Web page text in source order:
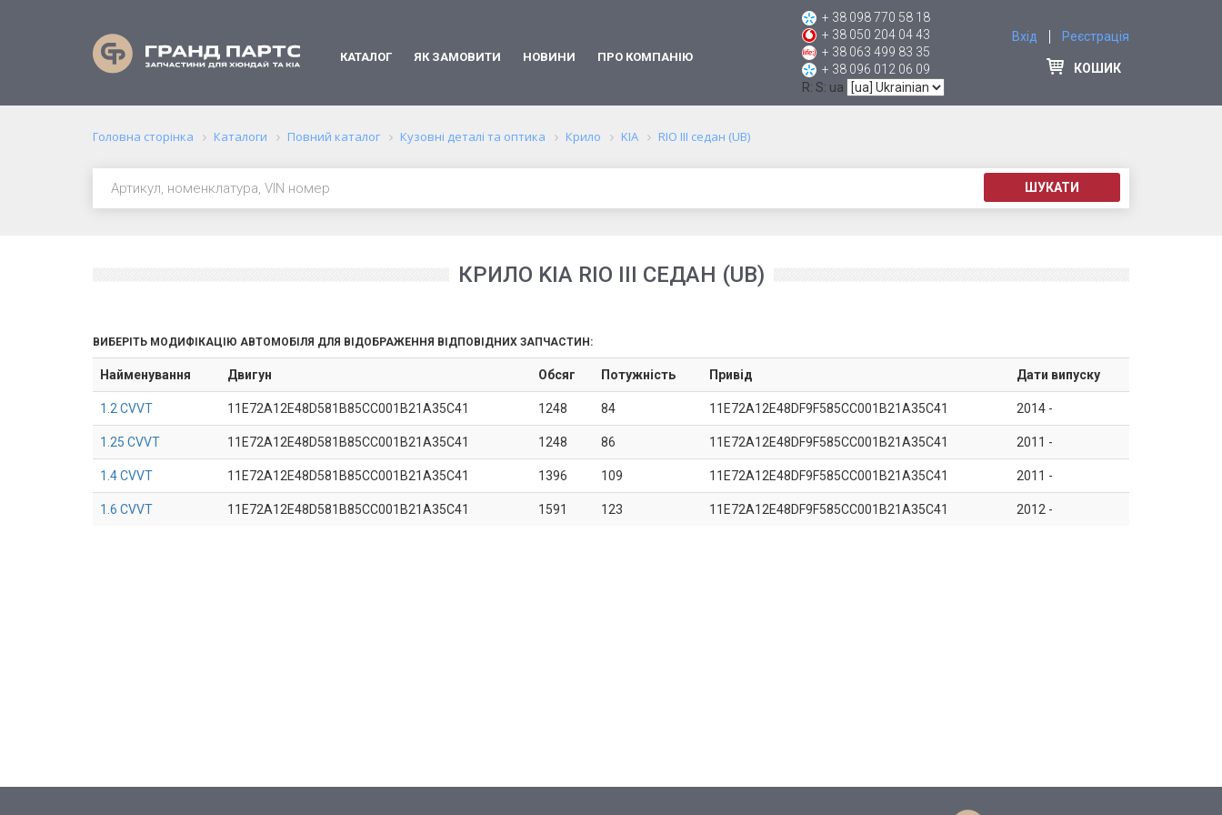
КАТАЛОГ ЯК ЗАМОВИТИ НОВИНИ ПРО КОМПАНІЮ
+ 38 098 770 58 18
+ 38 050 204 04 43
+ 38 063 499 83 35
+ 38 096 012 06 09
R: S: ua
Вхід Реєстрація
КОШИК
Головна сторінка Каталоги Повний каталог Кузовні деталі та оптика Крило KIA RIO III седан (UB)
ШУКАТИ
КРИЛО KIA RIO III СЕДАН (UB)
ВИБЕРІТЬ МОДИФІКАЦІЮ АВТОМОБІЛЯ ДЛЯ ВІДОБРАЖЕННЯ ВІДПОВІДНИХ ЗАПЧАСТИН:
Найменування Двигун Обсяг Потужність Привід Дати випуску
1.2 CVVT 11E72A12E48D581B85CC001B21A35C41 1248 84 11E72A12E48DF9F585CC001B21A35C41 2014 -
1.25 CVVT 11E72A12E48D581B85CC001B21A35C41 1248 86 11E72A12E48DF9F585CC001B21A35C41 2011 -
1.4 CVVT 11E72A12E48D581B85CC001B21A35C41 1396 109 11E72A12E48DF9F585CC001B21A35C41 2011 -
1.6 CVVT 11E72A12E48D581B85CC001B21A35C41 1591 123 11E72A12E48DF9F585CC001B21A35C41 2012 -